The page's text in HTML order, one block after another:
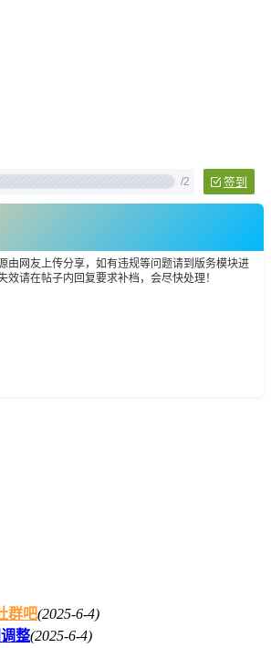
区 - 云计算、Linux
/2 签到
由网友上传分享，如有违规等问题请到版务模块进
效请在帖子内回复要求补档，会尽快处理！
群吧(2025-6-4)
整(2025-6-4)